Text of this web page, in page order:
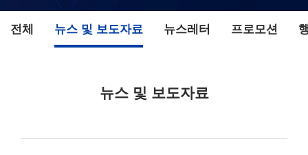
전체 뉴스 및 보도자료 뉴스레터 프로모션
뉴스 및 보도자료